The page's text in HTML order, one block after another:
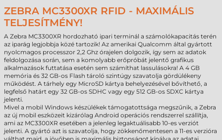
ZEBRA MC3300XR RFID - MAXIMÁLIS
TELJESÍTMÉNY!
A Zebra MC3300XR hordozható ipari terminál a számolókapacitás terén
az iparág legjobbja közé tartozik! Az amerikai Qualcomm által gyártott
nyolcmagos processzor 2,2 Ghz órajelen dolgozik, így sem az adatok
feldolgozása során, sem a komolyabb erőpróbát jelentő grafikus
alkalmazások futtatása esetén sem számíthat lassulásokra! A 4 GB
memória és 32 GB-os Flash tároló szintúgy szavatolja gördülékeny
működést. A tárhely egy MicroSD kártya behelyezésével bővíthető, a
legfelső határt egy 32 GB-os SDHC vagy egy 512 GB-os SDXC kártya
jelenti.
Mivel a mobil Windows készülékek támogatottsága megszűnik, a Zebra
az új mobil eszközeit kizárólag Android operációs rendszerrel szállítja,
ami az MC3300XR esetében a jelenleg legaktuálisabb 10-es verziót
jelenti. A gyártó azt is szavatolja, hogy zökkenőmentesen a 11-es verzióra